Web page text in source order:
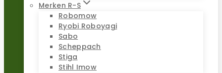
Merken R-S
Robomow
Ryobi Roboyagi
Sabo
Scheppach
Stiga
Stihl Imow